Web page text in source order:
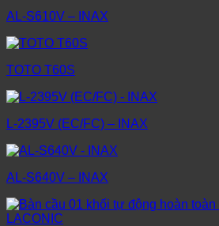
AL-S610V – INAX
TOTO T60S
L-2395V (EC/FC) – INAX
AL-S640V – INAX